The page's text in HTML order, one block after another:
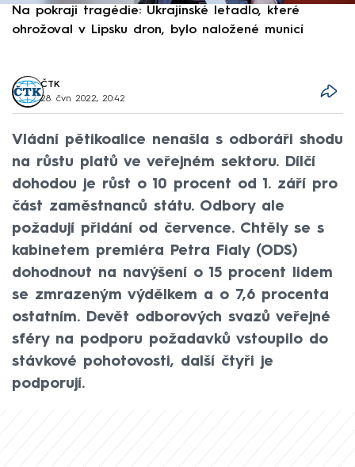
Na pokraji tragédie: Ukrajinské letadlo, které
ohrožoval v Lipsku dron, bylo naložené municí
ČTK
28. čvn 2022, 20:42
Vládní pětikoalice nenašla s odboráři shodu
na růstu platů ve veřejném sektoru. Dílčí
dohodou je růst o 10 procent od 1. září pro
část zaměstnanců státu. Odbory ale
požadují přidání od července. Chtěly se s
kabinetem premiéra Petra Fialy (ODS)
dohodnout na navýšení o 15 procent lidem
se zmrazeným výdělkem a o 7,6 procenta
ostatním. Devět odborových svazů veřejné
sféry na podporu požadavků vstoupilo do
stávkové pohotovosti, další čtyři je
podporují.